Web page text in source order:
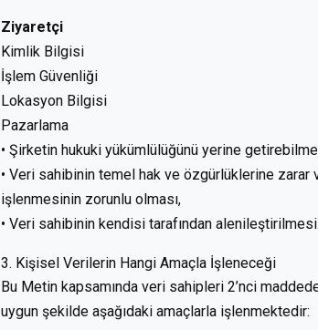
Ziyaretçi
Kimlik Bilgisi
İşlem Güvenliği
Lokasyon Bilgisi
Pazarlama
• Şirketin hukuki yükümlülüğünü yerine
• Veri sahibinin temel hak ve özgürlüklerine
işlenmesinin zorunlu olması,
• Veri sahibinin kendisi tarafından alenileştirilmesi.
3. Kişisel Verilerin Hangi Amaçla İşleneceği
Bu Metin kapsamında veri sahipleri 2’nci
uygun şekilde aşağıdaki amaçlarla işlenmektedir: